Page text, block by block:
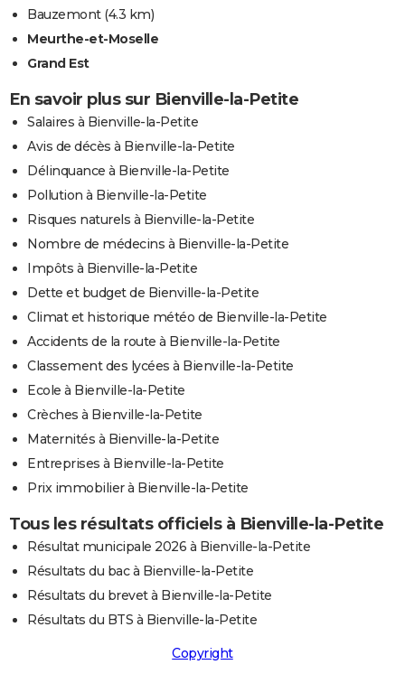
Bauzemont(4.3 km)
Meurthe-et-Moselle
Grand Est
En savoir plus sur Bienville-la-Petite
Salaires à Bienville-la-Petite
Avis de décès à Bienville-la-Petite
Délinquance à Bienville-la-Petite
Pollution à Bienville-la-Petite
Risques naturels à Bienville-la-Petite
Nombre de médecins à Bienville-la-Petite
Impôts à Bienville-la-Petite
Dette et budget de Bienville-la-Petite
Climat et historique météo de Bienville-la-Petite
Accidents de la route à Bienville-la-Petite
Classement des lycées à Bienville-la-Petite
Ecole à Bienville-la-Petite
Crèches à Bienville-la-Petite
Maternités à Bienville-la-Petite
Entreprises à Bienville-la-Petite
Prix immobilier à Bienville-la-Petite
Tous les résultats officiels à Bienville-la-Petite
Résultat municipale 2026 à Bienville-la-Petite
Résultats du bac à Bienville-la-Petite
Résultats du brevet à Bienville-la-Petite
Résultats du BTS à Bienville-la-Petite
Copyright